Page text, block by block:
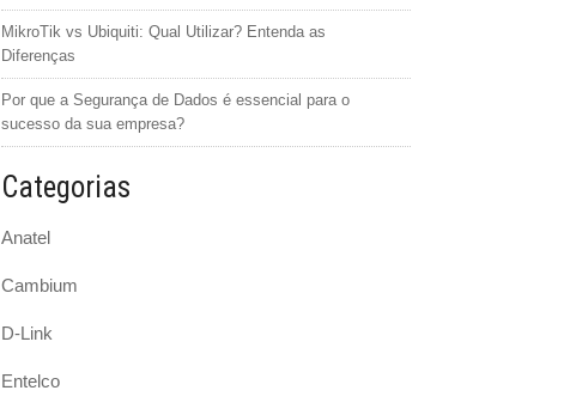
MikroTik vs Ubiquiti: Qual Utilizar? Entenda as
Diferenças
Por que a Segurança de Dados é essencial para o
sucesso da sua empresa?
Categorias
Anatel
Cambium
D-Link
Entelco